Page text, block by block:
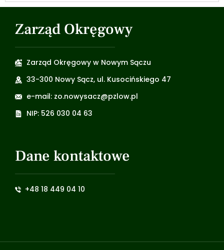
Zarząd Okręgowy
Zarząd Okręgowy w Nowym Sączu
33-300 Nowy Sącz, ul. Kusocińskiego 47
e-mail: zo.nowysacz@pzlow.pl
NIP: 526 030 04 63
Dane kontaktowe
+48 18 449 04 10